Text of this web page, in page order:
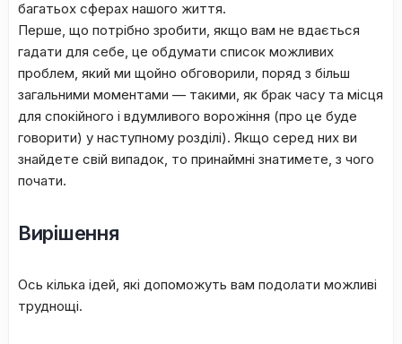
багатьох сферах нашого життя.
Перше, що потрібно зробити, якщо вам не вдається
гадати для себе, це обдумати список можливих
проблем, який ми щойно обговорили, поряд з більш
загальними моментами — такими, як брак часу та місця
для спокійного і вдумливого ворожіння (про це буде
говорити) у наступному розділі). Якщо серед них ви
знайдете свій випадок, то принаймні знатимете, з чого
почати.
Вирішення
Ось кілька ідей, які допоможуть вам подолати можливі
труднощі.